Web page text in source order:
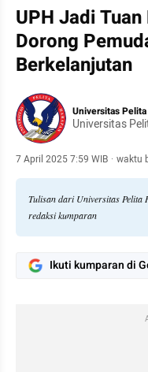
UPH Jadi
Dorong
Berkelanjutan
Universitas Pelita
Universitas
7 April 2025 7:59 WIB · waktu
Tulisan dari Universitas Pelita
redaksi kumparan
Ikuti kumparan di